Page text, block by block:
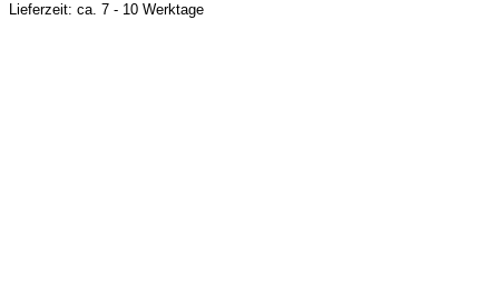
Lieferzeit: ca. 7 - 10 Werktage